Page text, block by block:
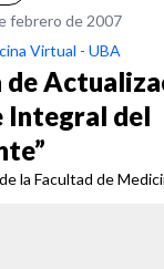
febrero de 2007
Virtual - UBA
de
Integral del
la Facultad de